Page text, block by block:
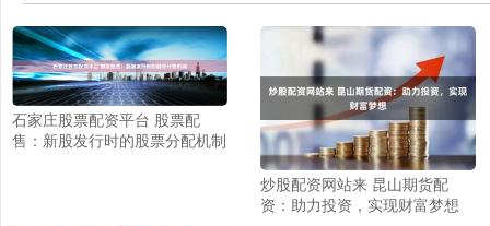
石家庄股票配资平台 股票配
售：新股发行时的股票分配机制
炒股配资网站来 昆山期货配
资：助力投资，实现财富梦想